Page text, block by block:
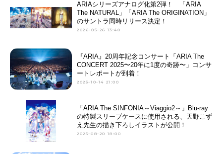
ARIAシリーズアナログ化第2弾！ 「ARIA
The NATURAL」「ARIA The ORIGINATION」
のサントラ同時リリース決定！
2026-05-26 13:40
『ARIA』20周年記念コンサート「ARIA The
CONCERT 2025〜20年に1度の奇跡〜」コンサ
ートレポートが到着！
2025-10-14 21:00
「ARIA The SINFONIA～Viaggio2～」Blu-ray
の特製スリーブケースに使用される、天野こず
え先生の描き下ろしイラストが公開！
2025-08-20 18:00